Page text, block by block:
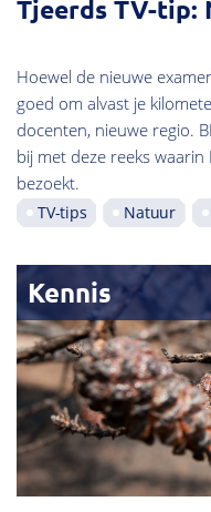
Tjeerds TV-tip:
Hoewel de nieuwe
goed om alvast je
docenten, nieuwe regio.
bij met deze reeks
bezoekt.
TV-tips Natuur
Kennis